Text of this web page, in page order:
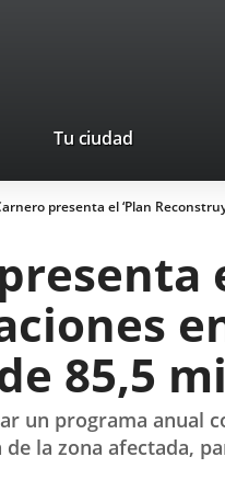
Tu ciudad
presenta el ‘Plan
85,5
un programa anual
la zona afectada,